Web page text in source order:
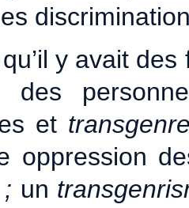
qu’il y avait
des
et
oppression
un